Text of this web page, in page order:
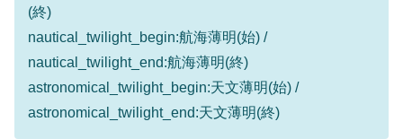
(終)
nautical_twilight_begin:航海薄明(始) /
nautical_twilight_end:航海薄明(終)
astronomical_twilight_begin:天文薄明(始) /
astronomical_twilight_end:天文薄明(終)